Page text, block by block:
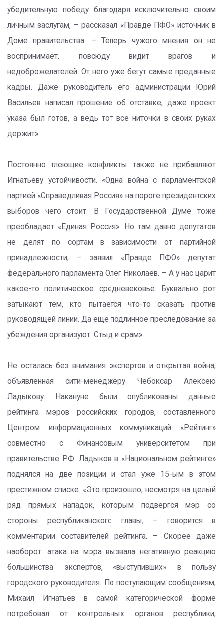
убедительную победу благодаря исключительно своим
личным заслугам, – рассказал «Правде ПФО» источник в
Доме правительства. – Теперь чужого мнения он не
воспринимает. повсюду видит врагов и
недоброжелателей. От него уже бегут самые преданные
кадры. Даже руководитель его администрации Юрий
Васильев написал прошение об отставке, даже проект
указа был готов, а ведь тот все ниточки в своих руках
держит».
Постоянно тлеющие конфликты также не прибавляют
Игнатьеву устойчивости. «Одна война с парламентской
партией «Справедливая Россия» на пороге президентских
выборов чего стоит. В Государственной Думе тоже
преобладает «Единая Россия». Но там давно депутатов
не делят по сортам в зависимости от партийной
принадлежности, – заявил «Правде ПФО» депутат
федерального парламента Олег Николаев. – А у нас царит
какое-то политическое средневековье. Буквально рот
затыкают тем, кто пытается что-то сказать против
руководящей линии. Да еще подлинное преследование за
убеждения организуют. Стыд и срам».
Не осталась без внимания экспертов и открытая война,
объявленная сити-менеджеру Чебоксар Алексею
Ладыкову. Накануне были опубликованы данные
рейтинга мэров российских городов, составленного
Центром информационных коммуникаций «Рейтинг»
совместно с Финансовым университетом при
правительстве РФ. Ладыков в «Национальном рейтинге»
поднялся на две позиции и стал уже 15-ым в этом
престижном списке. «Это произошло, несмотря на целый
ряд прямых нападок, которым подвергся мэр со
стороны республиканского главы, – говорится в
комментарии составителей рейтинга. – Скорее даже
наоборот: атака на мэра вызвала негативную реакцию
большинства экспертов, «выступивших» в пользу
городского руководителя. По поступающим сообщениям,
Михаил Игнатьев в самой категорической форме
потребовал от контрольных органов республики,